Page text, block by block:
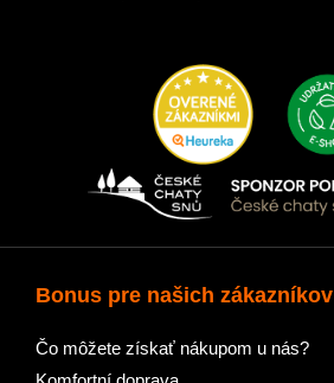
Bonus pre našich zákazníkov
Čo môžete získať nákupom u nás?